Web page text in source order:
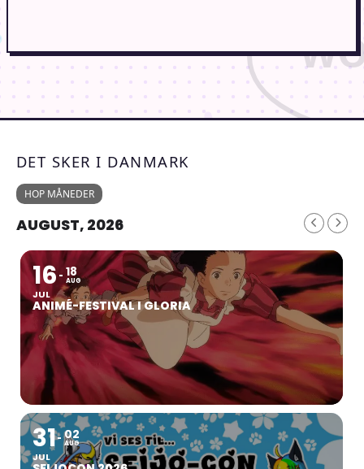
DET SKER I DANMARK
HOP MÅNEDER
AUGUST, 2026
16
JUL
18
AUG
ANIMÉ-FESTIVAL I GLORIA
31
JUL
02
AUG